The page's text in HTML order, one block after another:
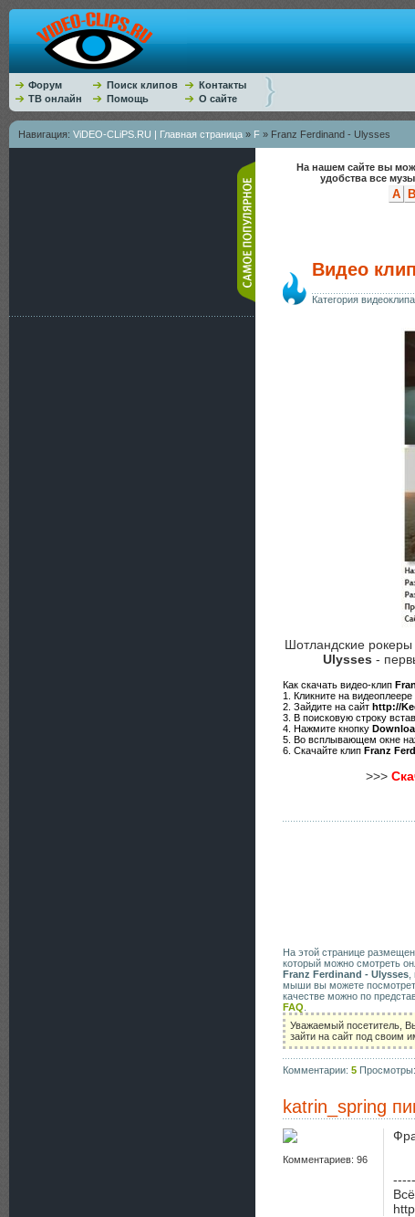
Форум Поиск клипов
Контакты
ТВ онлайн
Помощь О сайте
Навигация: ViDEO-CLiPS.RU | Главная страница » F » Franz Ferdinand - Ulysses
На нашем сайте вы
удобства все
A B
Видео
Категория
Шотландские рокеры
Ulysses -
Как скачать видео-клип
1. Кликните на
2. Зайдите на сайт http://
3. В поисковую строку
4. Нажмите кнопку
5. Во всплывающем окне
6. Скачайте клип Franz
>>>
На этой странице
который можно смотреть
Franz Ferdinand - Ulysses
мыши вы можете
качестве можно по
FAQ
Уважаемый посетитель,
зайти на сайт под своим
Комментарии: 5 Просмотры:
katrin_spring
Комментариев: 96